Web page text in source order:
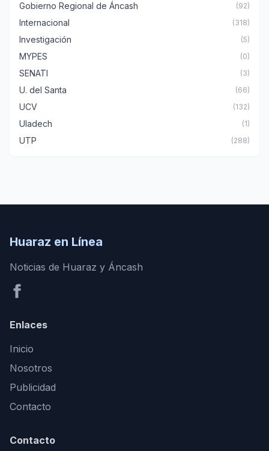
Gobierno Regional de Áncash (92)
Internacional (318)
Investigación (5)
MYPES (0)
SENATI (3)
U. del Santa (66)
UCV (132)
Uladech (1)
UTP (288)
Huaraz en Línea
Noticias de Huaraz y Áncash
Enlaces
Inicio
Nosotros
Publicidad
Contacto
Contacto